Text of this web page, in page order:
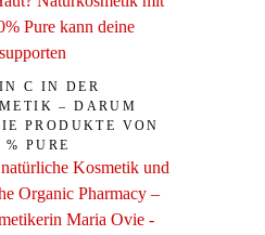
C IN DER
– DARUM
PRODUKTE VON
% PURE